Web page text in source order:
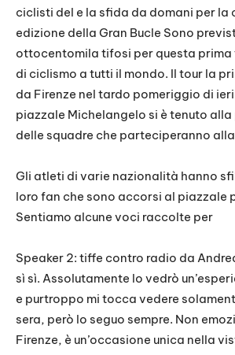
ciclisti del e la sfida da domani per la
edizione della Gran Bucle Sono
ottocentomila tifosi per questa
di ciclismo a tutti il mondo. Il tour la
da Firenze nel tardo pomeriggio di
piazzale Michelangelo si è tenuto
delle squadre che parteciperanno
Gli atleti di varie nazionalità hanno
loro fan che sono accorsi al piazzale
Sentiamo alcune voci raccolte per
Speaker 2: tiffe contro radio da
sì sì. Assolutamente lo vedrò
e purtroppo mi tocca vedere
sera, però lo seguo sempre. Non
Firenze, è un’occasione unica nella